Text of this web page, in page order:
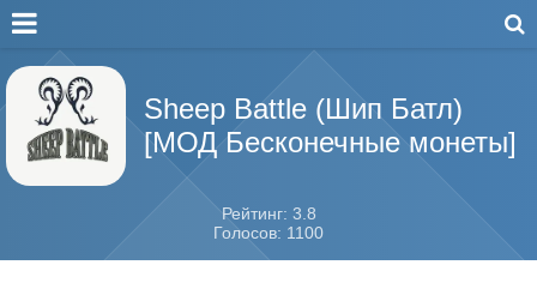
Sheep Battle (Шип Батл)
[МОД Бесконечные монеты]
Рейтинг: 3.8
Голосов: 1100